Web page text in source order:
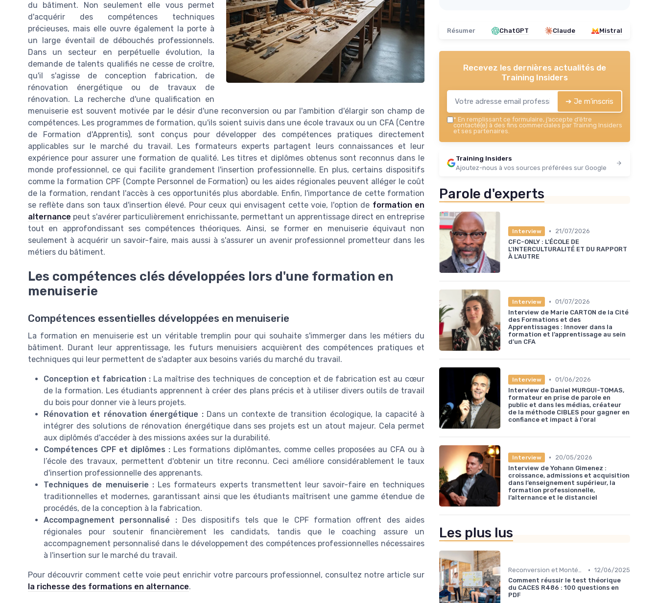
du bâtiment. Non seulement elle vous permet
d'acquérir des compétences techniques
précieuses, mais elle ouvre également la porte à
un large éventail de débouchés professionnels.
Dans un secteur en perpétuelle évolution, la
demande de talents qualifiés ne cesse de croître,
qu'il s'agisse de conception fabrication, de
rénovation énergétique ou de travaux de
rénovation. La recherche d'une qualification en
menuiserie est souvent motivée par le désir d'une reconversion ou par l'ambition d'élargir son champ de
compétences. Les programmes de formation, qu'ils soient suivis dans une école travaux ou un CFA (Centre
de Formation d'Apprentis), sont conçus pour développer des compétences pratiques directement
applicables sur le marché du travail. Les formateurs experts partagent leurs connaissances et leur
expérience pour assurer une formation de qualité. Les titres et diplômes obtenus sont reconnus dans le
monde professionnel, ce qui facilite grandement l'insertion professionnelle. En plus, certains dispositifs
comme la formation CPF (Compte Personnel de Formation) ou les aides régionales peuvent alléger le coût
de la formation, rendant l'accès à ces opportunités plus abordable. Enfin, l'importance de cette formation
se reflète dans son taux d'insertion élevé. Pour ceux qui envisagent cette voie, l'option de formation en
alternance peut s'avérer particulièrement enrichissante, permettant un apprentissage direct en entreprise
tout en approfondissant ses compétences théoriques. Ainsi, se former en menuiserie équivaut non
seulement à acquérir un savoir-faire, mais aussi à s'assurer un avenir professionnel prometteur dans les
métiers du bâtiment.
Les compétences clés développées lors d'une formation en
menuiserie
Compétences essentielles développées en menuiserie
La formation en menuiserie est un véritable tremplin pour qui souhaite s'immerger dans les métiers du
bâtiment. Durant leur apprentissage, les futurs menuisiers acquièrent des compétences pratiques et
techniques qui leur permettent de s'adapter aux besoins variés du marché du travail.
Conception et fabrication : La maîtrise des techniques de conception et de fabrication est au cœur
de la formation. Les étudiants apprennent à créer des plans précis et à utiliser divers outils de travail
du bois pour donner vie à leurs projets.
Rénovation et rénovation énergétique :Dans un contexte de transition écologique, la capacité à
intégrer des solutions de rénovation énergétique dans ses projets est un atout majeur. Cela permet
aux diplômés d'accéder à des missions axées sur la durabilité.
Compétences CPF et diplômes : Les formations diplômantes, comme celles proposées au CFA ou à
l’école des travaux, permettent d'obtenir un titre reconnu. Ceci améliore considérablement le taux
d'insertion professionnelle des apprenants.
Techniques de menuiserie :Les formateurs experts transmettent leur savoir-faire en techniques
traditionnelles et modernes, garantissant ainsi que les étudiants maîtrisent une gamme étendue de
procédés, de la conception à la fabrication.
Accompagnement personnalisé :Des dispositifs tels que le CPF formation offrent des aides
régionales pour soutenir financièrement les candidats, tandis que le coaching assure un
accompagnement personnalisé dans le développement des compétences professionnelles nécessaires
à l'insertion sur le marché du travail.
Pour découvrir comment cette voie peut enrichir votre parcours professionnel, consultez notre article sur
la richesse des formations en alternance.
Résumer ChatGPT Claude Mistral
Recevez les dernières actualités de
Training Insiders
➔ Je m'inscris
* En remplissant ce formulaire, j’accepte d’être
contacté(e) à des fins commerciales par Training Insiders
et ses partenaires.
Training Insiders
Ajoutez-nous à vos sources préférées sur Google
Parole d'experts
Interview •
21/07/2026
CFC-ONLY : L'ÉCOLE DE
L'INTERCULTURALITÉ ET DU RAPPORT
À L'AUTRE
Interview • 01/07/2026
Interview de Marie CARTON de la Cité
des Formations et des
Apprentissages : Innover dans la
formation et l’apprentissage au sein
d’un CFA
Interview • 01/06/2026
Interview de Daniel MURGUI-TOMAS,
formateur en prise de parole en
public et dans les médias, créateur
de la méthode CIBLES pour gagner en
confiance et impact à l'oral
Interview •
20/05/2026
Interview de Yohann Gimenez :
croissance, admissions et acquisition
dans l’enseignement supérieur, la
formation professionnelle,
l’alternance et le distanciel
Les plus lus
Reconversion et Montée en Compétences • 12/06/2025
Comment réussir le test théorique
du CACES R486 : 100 questions en
PDF